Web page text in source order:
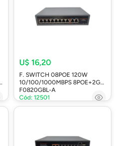
U$ 16,20
F. SWITCH 08POE 120W
10/100/1000MBPS 8POE+2GE
F0820GBL-A
Cód: 12501